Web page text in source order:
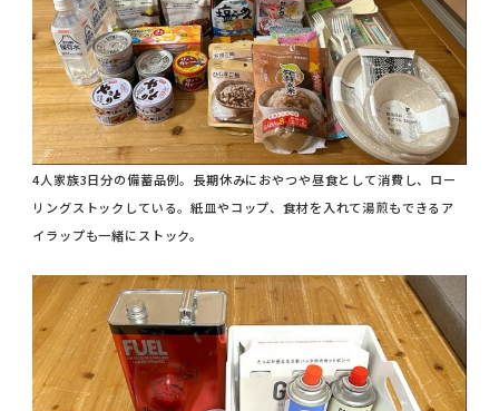
4人家族3日分の備蓄品例。長期休みにおやつや昼食として消費し、ロー
リングストックしている。紙皿やコップ、食材を入れて湯煎もできるア
イラップも一緒にストック。